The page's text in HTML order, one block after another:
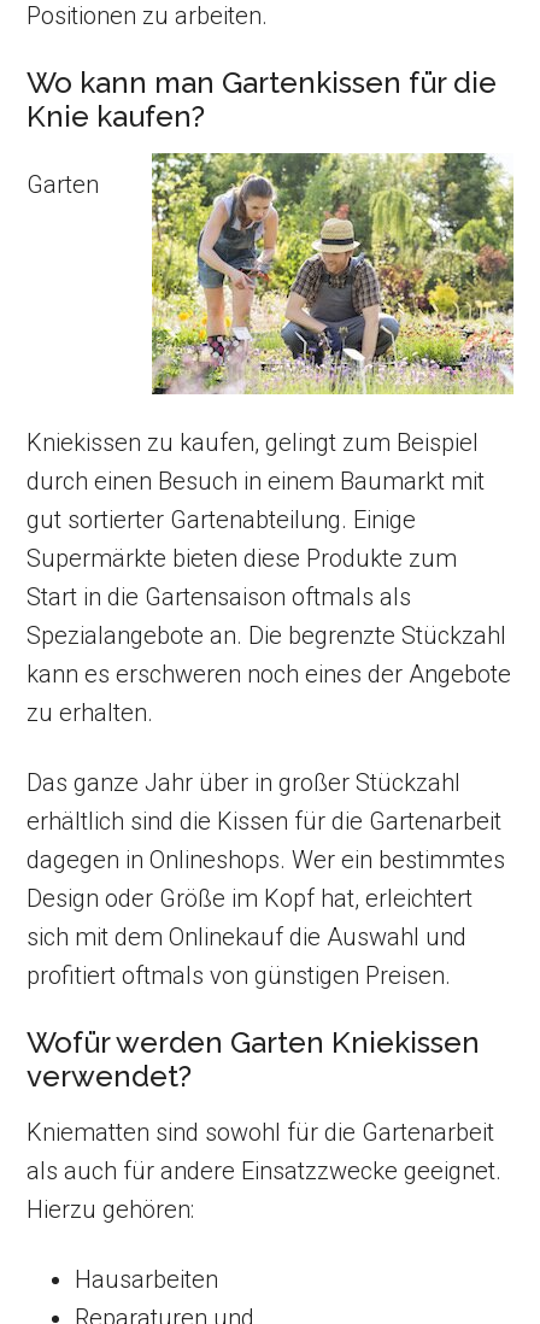
Positionen zu arbeiten.
Wo kann man Gartenkissen für die
Knie kaufen?
Garten
Kniekissen zu kaufen, gelingt zum Beispiel
durch einen Besuch in einem Baumarkt mit
gut sortierter Gartenabteilung. Einige
Supermärkte bieten diese Produkte zum
Start in die Gartensaison oftmals als
Spezialangebote an. Die begrenzte Stückzahl
kann es erschweren noch eines der Angebote
zu erhalten.
Das ganze Jahr über in großer Stückzahl
erhältlich sind die Kissen für die Gartenarbeit
dagegen in Onlineshops. Wer ein bestimmtes
Design oder Größe im Kopf hat, erleichtert
sich mit dem Onlinekauf die Auswahl und
profitiert oftmals von günstigen Preisen.
Wofür werden Garten Kniekissen
verwendet?
Kniematten sind sowohl für die Gartenarbeit
als auch für andere Einsatzzwecke geeignet.
Hierzu gehören:
Hausarbeiten
Reparaturen und